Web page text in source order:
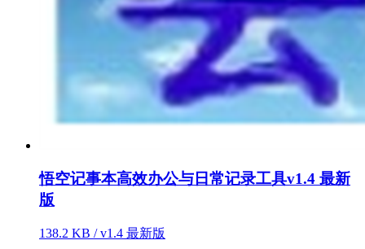
悟空记事本高效办公与日常记录工具v1.4 最新
版
138.2 KB / v1.4 最新版